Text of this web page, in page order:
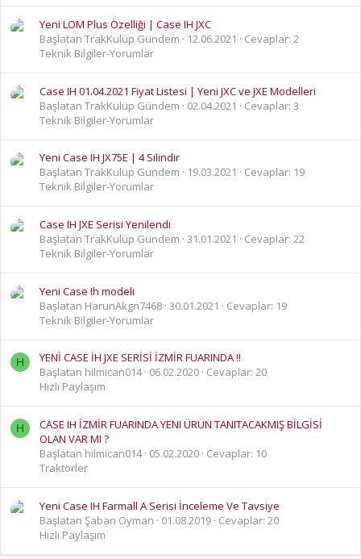
Yeni LOM Plus Özelliği | Case IH JXC
Başlatan TrakKulüp Gündem
12.06.2021
Cevaplar: 2
Teknik Bilgiler-Yorumlar
Case IH 01.04.2021 Fiyat Listesi | Yeni JXC ve JXE Modelleri
Başlatan TrakKulüp Gündem
02.04.2021
Cevaplar: 3
Teknik Bilgiler-Yorumlar
Yeni Case IH JX75E | 4 Silindir
Başlatan TrakKulüp Gündem
19.03.2021
Cevaplar: 19
Teknik Bilgiler-Yorumlar
Case IH JXE Serisi Yenilendi
Başlatan TrakKulüp Gündem 31.01.2021
Cevaplar: 22
Teknik Bilgiler-Yorumlar
Yeni Case Ih modeli
Başlatan HarunAkgn7468 30.01.2021
Cevaplar: 19
Teknik Bilgiler-Yorumlar
H
YENİ CASE İH JXE SERİSİ İZMİR FUARINDA !!
Başlatan hilmican014 06.02.2020 Cevaplar: 20
Hızlı Paylaşım
H
CASE IH İZMİR FUARINDA YENI ÜRÜN TANITACAKMIŞ BİLGİSİ
OLAN VAR MI ?
Başlatan hilmican014 05.02.2020 Cevaplar: 10
Traktörler
Yeni Case IH Farmall A Serisi İnceleme Ve Tavsiye
Başlatan Şaban Oyman
01.08.2019 Cevaplar: 20
Hızlı Paylaşım